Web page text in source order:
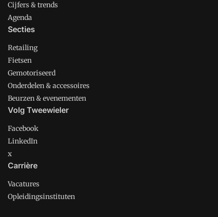
Cijfers & trends
Agenda
Secties
Retailing
Fietsen
Gemotoriseerd
Onderdelen & accessoires
Beurzen & evenementen
Volg Tweewieler
Facebook
LinkedIn
x
Carrière
Vacatures
Opleidingsinstituten